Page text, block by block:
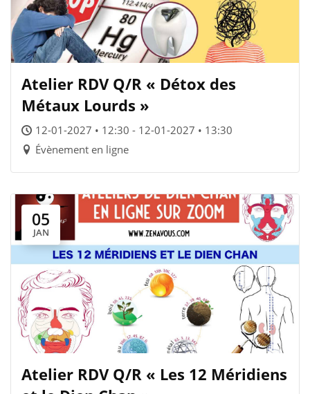
Atelier RDV Q/R « Détox des
Métaux Lourds »
12-01-2027 • 12:30 - 12-01-2027 • 13:30
Évènement en ligne
05
JAN
Atelier RDV Q/R « Les 12 Méridiens